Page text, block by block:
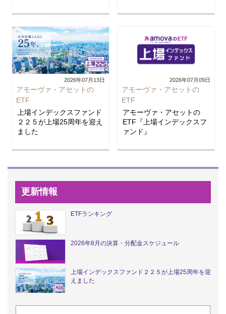
2026年07月13日
アモーヴァ・アセットの
ETF
上場インデックスファンド
２２５が上場25周年を迎え
ました
2026年07月09日
アモーヴァ・アセットの
ETF
アモーヴァ・アセットの
ETF『上場インデックスフ
ァンド』
更新情報
ETFランキング
2026年8月の決算・分配金スケジュール
上場インデックスファンド２２５が上場25周年を迎
えました